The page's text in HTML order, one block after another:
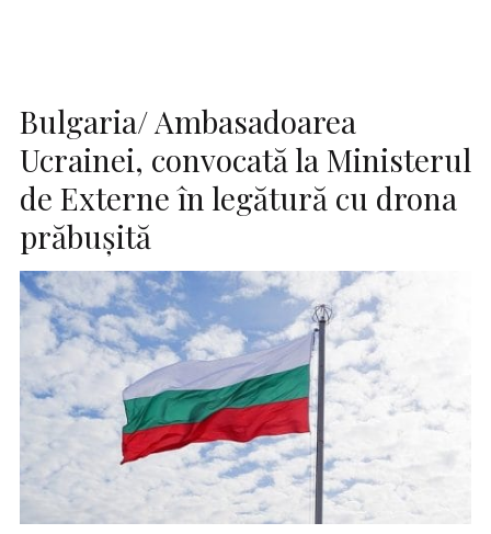
Bulgaria/ Ambasadoarea
Ucrainei, convocată la Ministerul
de Externe în legătură cu drona
prăbuşită